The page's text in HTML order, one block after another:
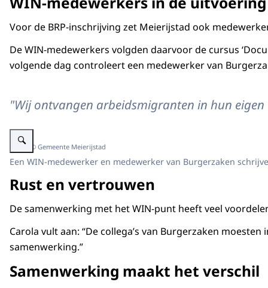
Voor de BRP-inschrijving zet Meierijstad ook
De WIN-medewerkers volgden daarvoor de cursus
volgende dag controleert een medewerker van
"Wij ontvangen arbeidsmigranten in hun
Vergroot afbeelding Drie personen zitten aan een balie in gesprek, terwijl
Beeld: © Gemeente Meierijstad
Een WIN-medewerker en medewerker van Burgerzaken
Rust en vertrouwen
De samenwerking met het WIN-punt heeft veel
Carola vult aan: “De collega’s van Burgerzaken
samenwerking.”
Samenwerking maakt het verschil